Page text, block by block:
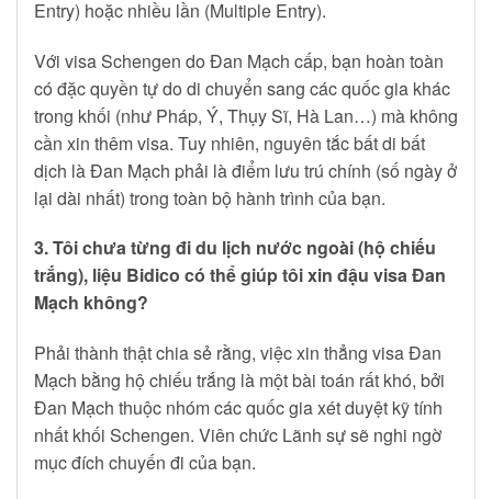
Entry) hoặc nhiều lần (Multiple Entry).
Với visa Schengen do Đan Mạch cấp, bạn hoàn toàn
có đặc quyền tự do di chuyển sang các quốc gia khác
trong khối (như Pháp, Ý, Thụy Sĩ, Hà Lan…) mà không
cần xin thêm visa. Tuy nhiên, nguyên tắc bất di bất
dịch là Đan Mạch phải là điểm lưu trú chính (số ngày ở
lại dài nhất) trong toàn bộ hành trình của bạn.
3. Tôi chưa từng đi du lịch nước ngoài (hộ chiếu
trắng), liệu Bidico có thể giúp tôi xin đậu visa Đan
Mạch không?
Phải thành thật chia sẻ rằng, việc xin thẳng visa Đan
Mạch bằng hộ chiếu trắng là một bài toán rất khó, bởi
Đan Mạch thuộc nhóm các quốc gia xét duyệt kỹ tính
nhất khối Schengen. Viên chức Lãnh sự sẽ nghi ngờ
mục đích chuyến đi của bạn.